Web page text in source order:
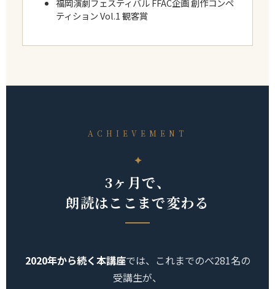
福岡演劇フェスティバル FFAC企画 創作コンペ
ティション Vol.1 観客賞
ACHIEVEMENT
3ヶ月で、
朗読はここまで変わる
2020年から続く本講座では、これまでのべ281名の
受講生が、